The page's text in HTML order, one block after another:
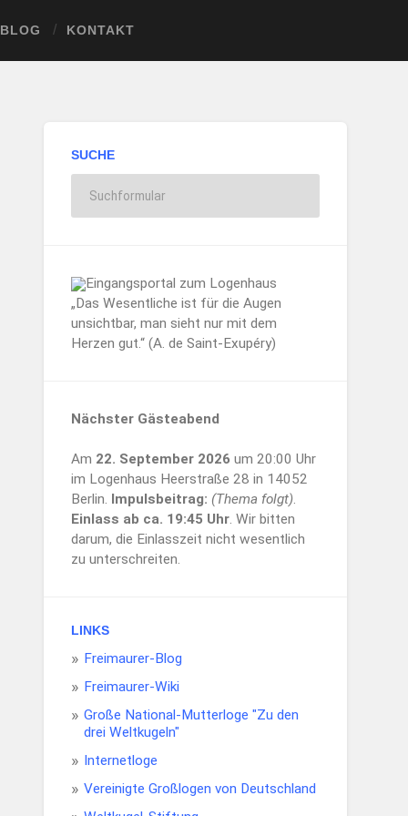
BLOG KONTAKT
SUCHE
„Das Wesentliche ist für die Augen
unsichtbar, man sieht nur mit dem
Herzen gut.“ (A. de Saint-Exupéry)
Nächster Gästeabend
Am 22. September 2026 um 20:00 Uhr
im Logenhaus Heerstraße 28 in 14052
Berlin. Impulsbeitrag: (Thema folgt).
Einlass ab ca. 19:45 Uhr. Wir bitten
darum, die Einlasszeit nicht wesentlich
zu unterschreiten.
LINKS
Freimaurer-Blog
Freimaurer-Wiki
Große National-Mutterloge "Zu den
drei Weltkugeln"
Internetloge
Vereinigte Großlogen von Deutschland